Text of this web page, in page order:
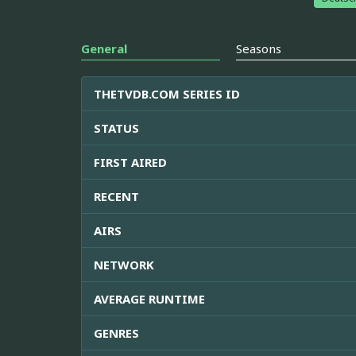
General Seasons
THETVDB.COM SERIES ID
STATUS
FIRST AIRED
RECENT
AIRS
NETWORK
AVERAGE RUNTIME
GENRES